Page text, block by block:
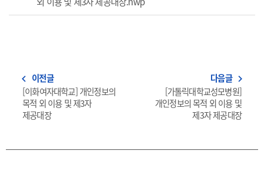
navigate_before 이전글
[이화여자대학교] 개인정보의
목적 외 이용 및 제3자
제공대장
다음글 navigate_next
[가톨릭대학교성모병원]
개인정보의 목적 외 이용 및
제3자 제공대장